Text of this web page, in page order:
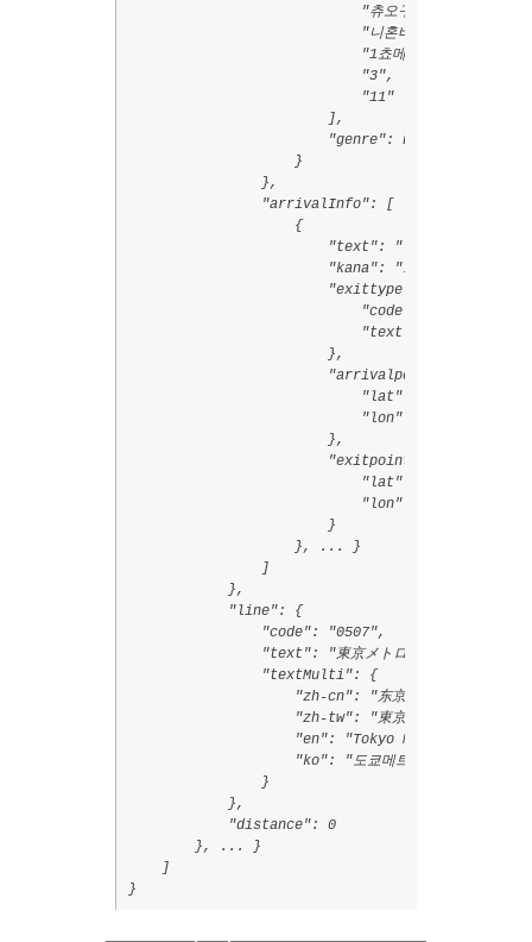
                            "츄오구",
                            "니혼바시",
                            "1쵸메",
                            "3",
                            "11"
                        ],
                        "genre": null
                    }
                },
                "arrivalInfo": [
                    {
                        "text": "Ａ１",
                        "kana": "エーイチ",
                        "exittype": {
                            "code": "11",
                            "text": "地下鉄出入口"
                        },
                        "arrivalpoint": {
                            "lat": 35.6800722,
                            "lon": 139.7750917
                        },
                        "exitpoint": {
                            "lat": 35.6800722,
                            "lon": 139.7750917
                        }
                    }, ... }
                ]
            },
            "line": {
                "code": "0507",
                "text": "東京メトロ 銀座線",
                "textMulti": {
"zh-cn": "东京Metro地铁银座线
"zh-tw": "東京Metro地鐵銀座線
"en": "Tokyo Metro Ginza
                    "ko": "도쿄메트로 긴자선"
                }
            },
            "distance": 0
        }, ... }
    ]